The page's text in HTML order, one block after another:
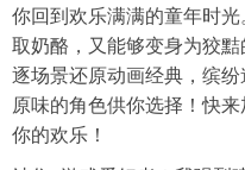
你回到欢乐满满的童年时
取奶酪，又能够变身为狡
逐场景还原动画经典，缤
原味的角色供你选择！快
你的欢乐！